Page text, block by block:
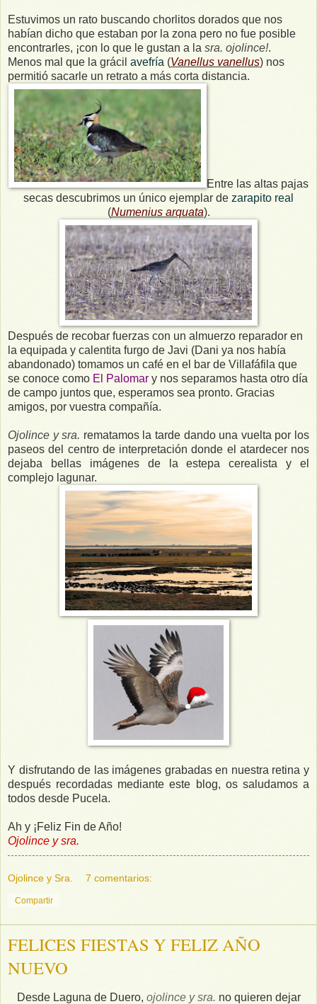
Estuvimos un rato buscando chorlitos dorados que nos
habían dicho que estaban por la zona pero no fue posible
encontrarles, ¡con lo que le gustan a la sra. ojolince!.
Menos mal que la grácil avefría (Vanellus vanellus) nos
permitió sacarle un retrato a más corta distancia.
Entre las altas pajas
secas descubrimos un único ejemplar de zarapito real
(Numenius arquata).
Después de recobar fuerzas con un almuerzo reparador en
la equipada y calentita furgo de Javi (Dani ya nos había
abandonado) tomamos un café en el bar de Villafáfila que
se conoce como El Palomar y nos separamos hasta otro día
de campo juntos que, esperamos sea pronto. Gracias
amigos, por vuestra compañía.
Ojolince y sra. rematamos la tarde dando una vuelta por los
paseos del centro de interpretación donde el atardecer nos
dejaba bellas imágenes de la estepa cerealista y el
complejo lagunar.
Y disfrutando de las imágenes grabadas en nuestra retina y
después recordadas mediante este blog, os saludamos a
todos desde Pucela.
Ah y ¡Feliz Fin de Año!
Ojolince y sra.
Ojolince y Sra. 7 comentarios:
Compartir
FELICES FIESTAS Y FELIZ AÑO
NUEVO
Desde Laguna de Duero, ojolince y sra. no quieren dejar